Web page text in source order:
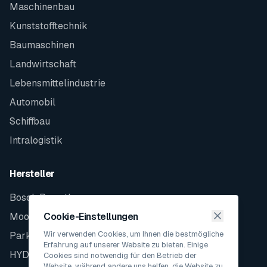
Maschinenbau
Kunststofftechnik
Baumaschinen
Landwirtschaft
Lebensmittelindustrie
Automobil
Schiffbau
Intralogistik
Hersteller
Bosch Rexroth
Moog
Parker
HYDAC
Cookie-Einstellungen
Wir verwenden Cookies, um Ihnen die bestmögliche
Erfahrung auf unserer Website zu bieten. Einige
Cookies sind notwendig für den Betrieb der